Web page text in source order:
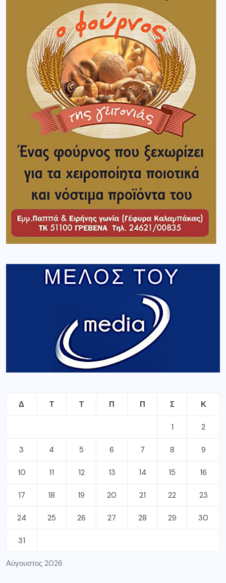
Αύγουστος 2026
Δ Τ Τ Π Π Σ Κ
1 2
3 4 5 6 7 8 9
10 11 12 13 14 15 16
17 18 19 20 21 22 23
24 25 26 27 28 29 30
31